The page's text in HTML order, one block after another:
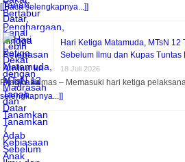
[[Baca selengkapnya...]]
Hari Ketiga Matamuda, MTsN 12
Sebelum Ilmu dan Kupas Tuntas
18 Juli 2026
Pitalah, Humas – Memasuki hari ketiga
selengkapnya...]]